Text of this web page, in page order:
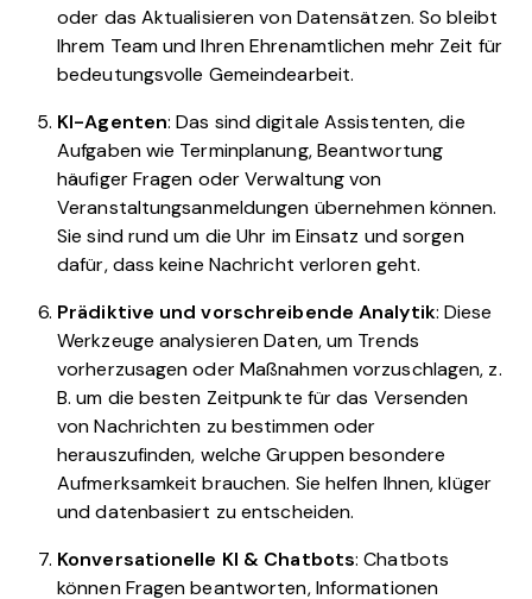
oder das Aktualisieren von Datensätzen. So bleibt
Ihrem Team und Ihren Ehrenamtlichen mehr Zeit für
bedeutungsvolle Gemeindearbeit.
KI-Agenten: Das sind digitale Assistenten, die
Aufgaben wie Terminplanung, Beantwortung
häufiger Fragen oder Verwaltung von
Veranstaltungsanmeldungen übernehmen können.
Sie sind rund um die Uhr im Einsatz und sorgen
dafür, dass keine Nachricht verloren geht.
Prädiktive und vorschreibende Analytik: Diese
Werkzeuge analysieren Daten, um Trends
vorherzusagen oder Maßnahmen vorzuschlagen, z.
B. um die besten Zeitpunkte für das Versenden
von Nachrichten zu bestimmen oder
herauszufinden, welche Gruppen besondere
Aufmerksamkeit brauchen. Sie helfen Ihnen, klüger
und datenbasiert zu entscheiden.
Konversationelle KI & Chatbots: Chatbots
können Fragen beantworten, Informationen